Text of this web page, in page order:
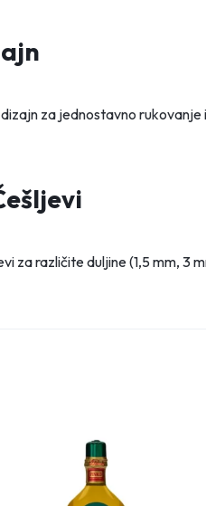
za jednostavno rukovanje
za različite duljine (1,5 mm, 3